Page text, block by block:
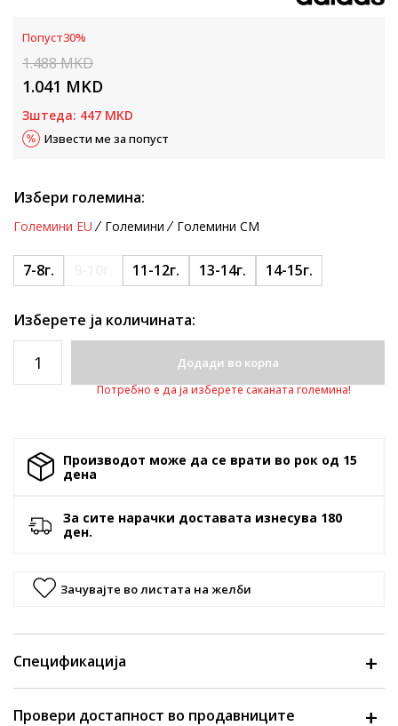
Попуст30%
1.488MKD
1.041 MKD
Зштеда: 447 MKD
Извести ме за попуст
Избери големина:
Големини EU Големини Големини CM
7-8г. 11-12г. 13-14г. 14-15г.
Изберете ја количината:
Додади во корпа
Потребно е да ја изберете саканата големина!
Производот може да се врати во рок од 15
денa
За сите нарачки доставата изнесува 180
ден.
Зачувајте во листата на желби
Спецификација
Провери достапност во продавниците